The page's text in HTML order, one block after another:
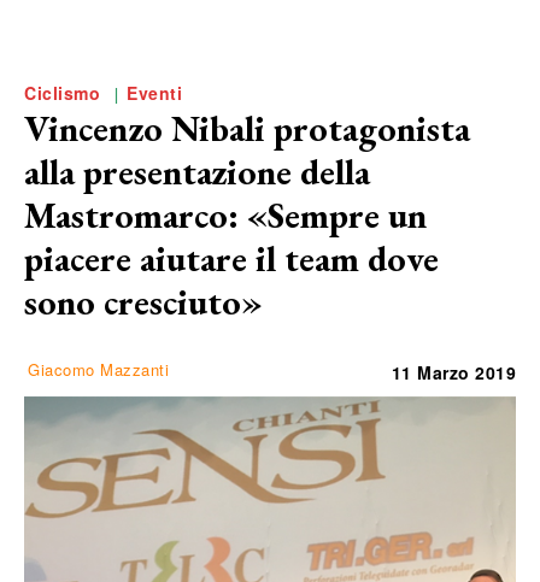
Ciclismo Eventi
Vincenzo Nibali protagonista
alla presentazione della
Mastromarco: «Sempre un
piacere aiutare il team dove
sono cresciuto»
Giacomo Mazzanti 11 Marzo 2019